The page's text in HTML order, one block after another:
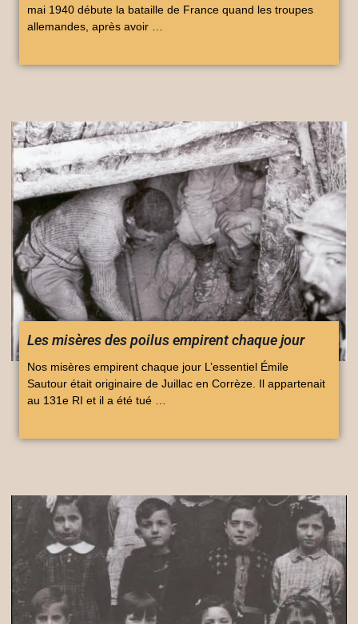
mai 1940 débute la bataille de France quand les troupes
allemandes, après avoir …
Les misères des poilus empirent chaque jour
Nos misères empirent chaque jour L’essentiel Émile
Sautour était originaire de Juillac en Corrèze. Il appartenait
au 131e RI et il a été tué …